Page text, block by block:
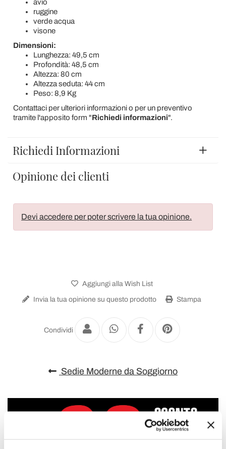
avio
ruggine
verde acqua
visone
Dimensioni:
Lunghezza: 49,5 cm
Profondità: 48,5 cm
Altezza: 80 cm
Altezza seduta: 44 cm
Peso: 8,9 Kg
Contattaci per ulteriori informazioni o per un preventivo
tramite l'apposito form "Richiedi informazioni".
Richiedi Informazioni
Opinione dei clienti
Devi accedere per poter scrivere la tua opinione.
Aggiungi alla Wish List
Invia la tua opinione su questo prodotto Stampa
Condividi
Sedie Moderne da Soggiorno